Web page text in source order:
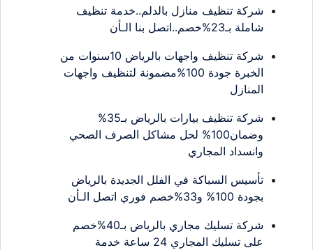
شركة تنظيف منازل بالدلم..خدمة تنظيف
شاملة بـ23%خصم..اتصل بنا الـأن
شركة تنظيف واجهات بالرياض 10سنوات من
الخبرة جودة 100%مضمونة لتنظيف واجهات
المنازل
شركة تنظيف بيارات بالرياض بـ35%
وضمان100% لحل مشاكل الصرف الصحي
وانسداد المجاري
تأسيس السباكة في الفلل الجديدة بالرياض
بجودة 100% و33%خصم فوري اتصل الـأن
شركة تسليك مجاري بالرياض بـ40%خصم
على تسليك المجاري 24 ساعة خدمة